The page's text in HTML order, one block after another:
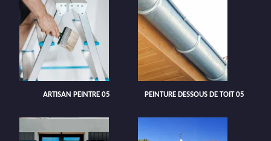
ARTISAN PEINTRE 05 PEINTURE DESSOUS DE TOIT 05